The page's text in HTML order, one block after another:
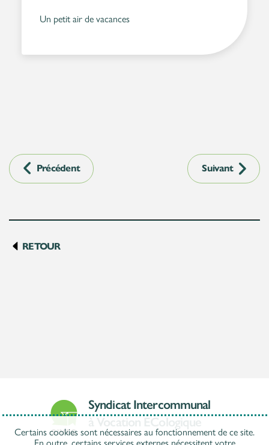
Un petit air de vacances
Précédent Suivant
RETOUR
Syndicat Intercommunal
Certains cookies sont nécessaires au fonctionnement de ce site.